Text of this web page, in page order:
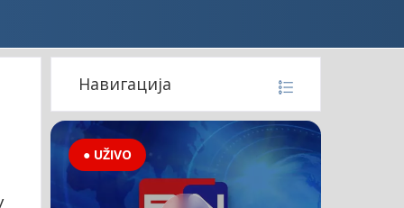
Навигација
● UŽIVO